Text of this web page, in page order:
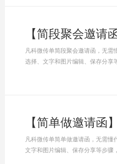
【简段聚会邀
凡科微传单简段聚会邀请函，无
选择、文字和图片编辑、保存分
【简单做邀请
凡科微传单简单做邀请函，无需
文字和图片编辑、保存分享等步